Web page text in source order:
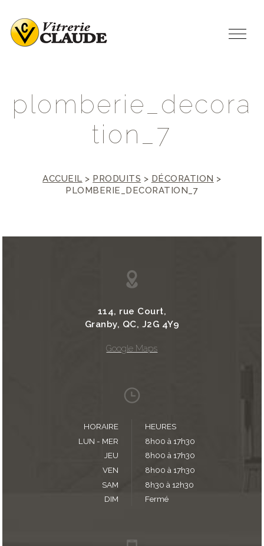
plomberie decora
tion 7
ACCUEIL > PRODUITS > DÉCORATION >
PLOMBERIE_DECORATION_7
114, rue Court,
Granby, QC, J2G 4Y9
Google Maps
HORAIRE
HEURES
LUN - MER
8h00 à 17h30
JEU
8h00 à 17h30
VEN
8h00 à 17h30
SAM
8h30 à 12h30
DIM
Fermé